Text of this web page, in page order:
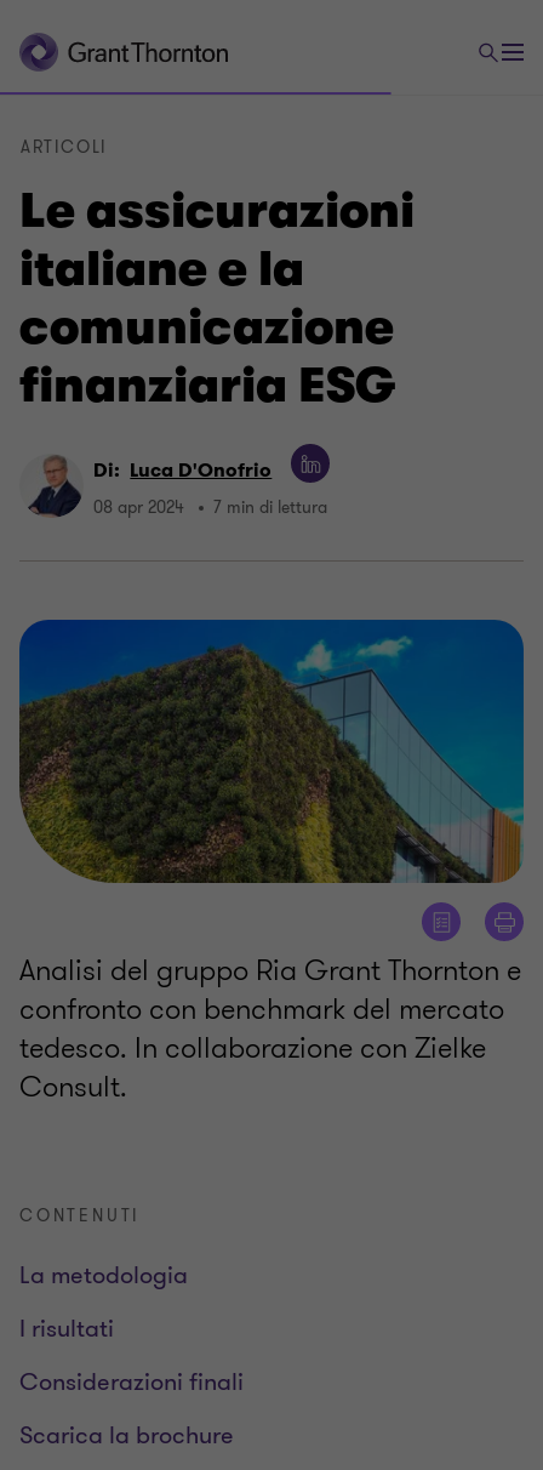
Le assicurazioni
italiane e la
comunicazione
finanziaria ESG
ARTICOLI
Di: Luca D'Onofrio
08 apr 2024 7 min di lettura
Analisi del gruppo Ria Grant Thornton e
confronto con benchmark del mercato
tedesco. In collaborazione con Zielke
Consult.
CONTENUTI
La metodologia
I risultati
Considerazioni finali
Scarica la brochure